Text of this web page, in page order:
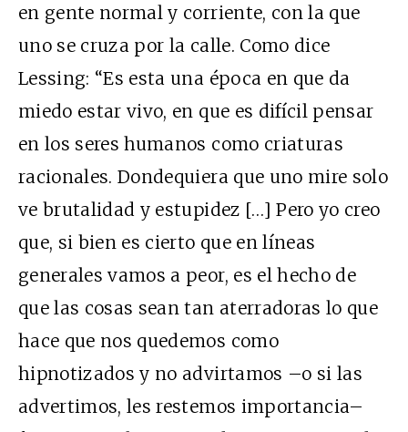
en gente normal y corriente, con la que
uno se cruza por la calle. Como dice
Lessing: “Es esta una época en que da
miedo estar vivo, en que es difícil pensar
en los seres humanos como criaturas
racionales. Dondequiera que uno mire solo
ve brutalidad y estupidez […] Pero yo creo
que, si bien es cierto que en líneas
generales vamos a peor, es el hecho de
que las cosas sean tan aterradoras lo que
hace que nos quedemos como
hipnotizados y no advirtamos –o si las
advertimos, les restemos importancia–